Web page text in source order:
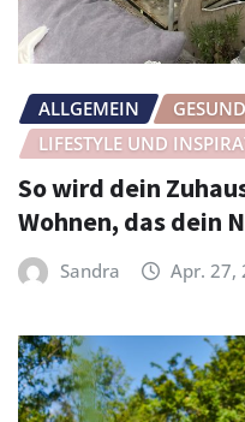
ALLGEMEIN
LIFESTYLE UND
So wird dein
Wohnen, das dein
Sandra Apr. 27,